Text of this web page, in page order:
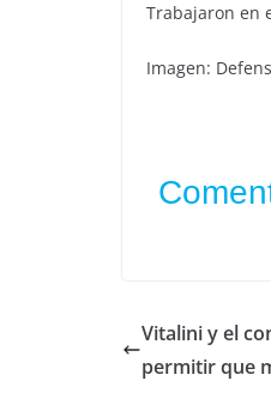
Trabajaron en
Imagen:
Vitalini y el
permitir que